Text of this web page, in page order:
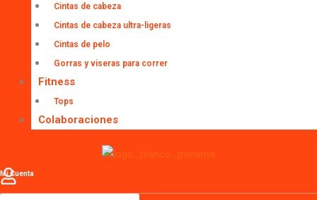
Cintas de cabeza
Cintas de cabeza ultra-ligeras
Cintas de pelo
Gorras y viseras para correr
Fitness
Tops
Colaboraciones
Mi Cuenta